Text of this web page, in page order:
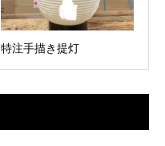
特注手描き提灯